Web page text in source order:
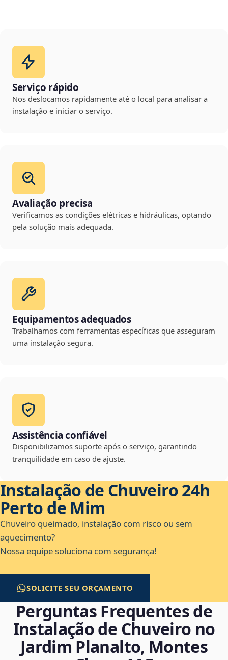
Serviço rápido
Nos deslocamos rapidamente até o local para analisar a
instalação e iniciar o serviço.
Avaliação precisa
Verificamos as condições elétricas e hidráulicas, optando
pela solução mais adequada.
Equipamentos adequados
Trabalhamos com ferramentas específicas que asseguram
uma instalação segura.
Assistência confiável
Disponibilizamos suporte após o serviço, garantindo
tranquilidade em caso de ajuste.
Instalação de Chuveiro 24h
Perto de Mim
Chuveiro queimado, instalação com risco ou sem
aquecimento?
Nossa equipe soluciona com segurança!
SOLICITE SEU ORÇAMENTO
Perguntas Frequentes de
Instalação de Chuveiro no
Jardim Planalto, Montes